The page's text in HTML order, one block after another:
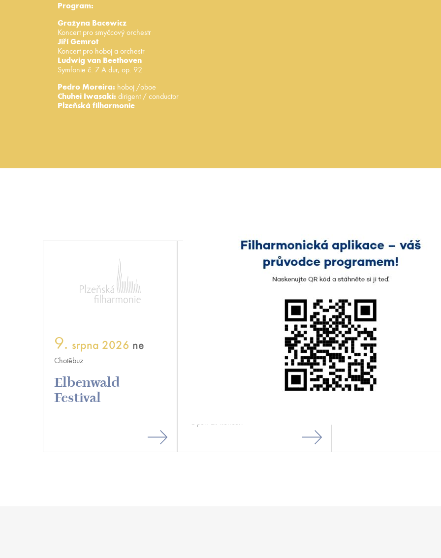
Program:
Grażyna Bacewicz
Koncert pro smyčcový orchestr
Jiří Gemrot
Koncert pro hoboj a orchestr
Ludwig van Beethoven
Symfonie č. 7 A dur, op. 92
Pedro Moreira: hoboj /oboe
Chuhei Iwasaki: dirigent / conductor
Plzeňská filharmonie
Elbenwald
Festival
9. srpna 2026 ne
Chotěbuz
ne
Open air koncert
11.září 2026
19:30
König Albert Theater Bad Elster